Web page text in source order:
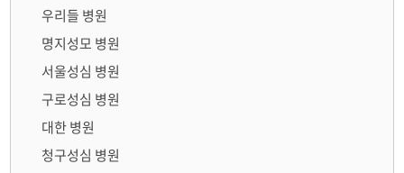
우리들 병원
명지성모 병원
서울성심 병원
구로성심 병원
대한 병원
청구성심 병원